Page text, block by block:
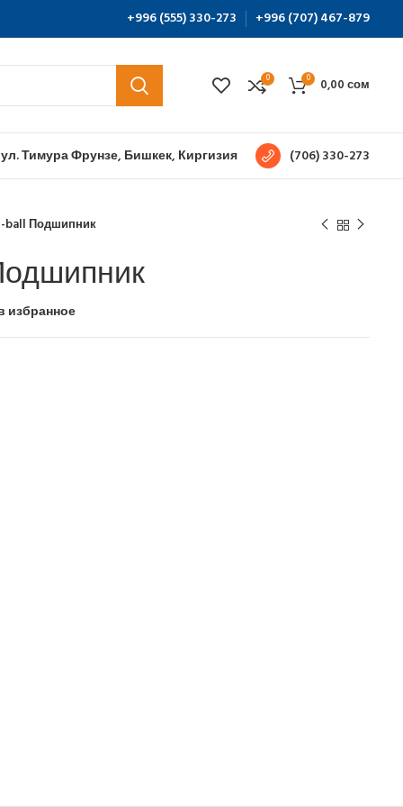
+996 (555) 330-273 +996 (707) 467-879
0 0 0,00сом
ул. Тимура Фрунзе, Бишкек, Киргизия (706) 330-273
ball Подшипник
избранное